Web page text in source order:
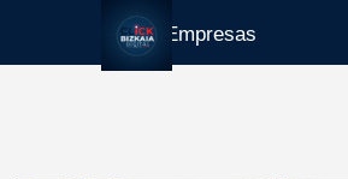
Guía Empresas